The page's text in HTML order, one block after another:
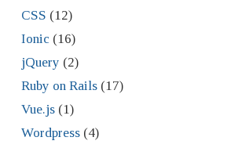
CSS (12)
Ionic (16)
jQuery (2)
Ruby on Rails(17)
Vue.js(1)
Wordpress(4)